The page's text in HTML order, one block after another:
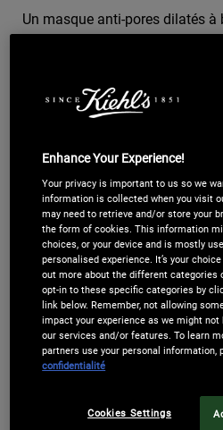
Un masque anti-pores dilatés
l'Amazone. Notre masque
à réduire la production de
Ce qui le rend unique
Ingrédients Clés
Conseils d'utilisation
Informations
Enhance Your Experience!
Your privacy is important to us so we
information is collected when you visit
may need to retrieve and/or store your
the form of cookies. This information
choices, or your device and is mostly
personalised experience. It’s your
out more about the different categories
opt-in to these specific categories by
link below. Remember, not allowing
impact your experience as we might
our services and/or features. To learn
partners use your personal information,
confidentialité
Cookies Settings